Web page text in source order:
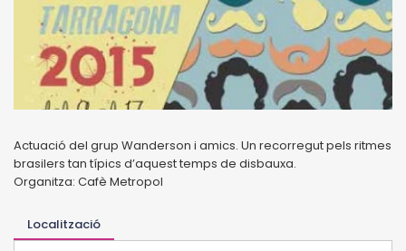
Actuació del grup Wanderson i amics. Un recorregut pels ritmes
brasilers tan típics d’aquest temps de disbauxa.
Organitza: Cafè Metropol
Localització